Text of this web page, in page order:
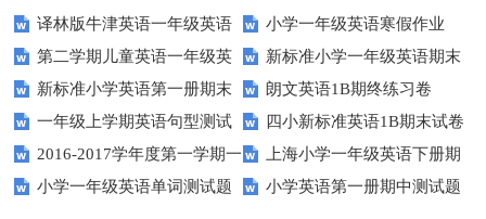
译林版牛津英语一年级英语
1AB测试卷
小学一年级英语寒假作业
第二学期儿童英语一年级英
语期末试卷
新标准小学一年级英语期末
质量检测题
新标准小学英语第一册期末
测试题
朗文英语1B期终练习卷
一年级上学期英语句型测试
题
四小新标准英语1B期末试卷
2016-2017学年度第一学期一
起一年级英语期中试卷
上海小学一年级英语下册期
中试卷
小学一年级英语单词测试题 小学英语第一册期中测试题